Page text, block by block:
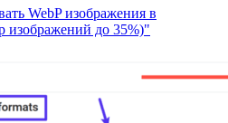
WebP изображения в
изображений до 35%)"